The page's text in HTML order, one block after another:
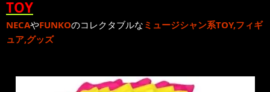
TOY
NECAやFUNKOのコレクタブルな ミュージシャン系TOY,フィギ
ュア,グッズ